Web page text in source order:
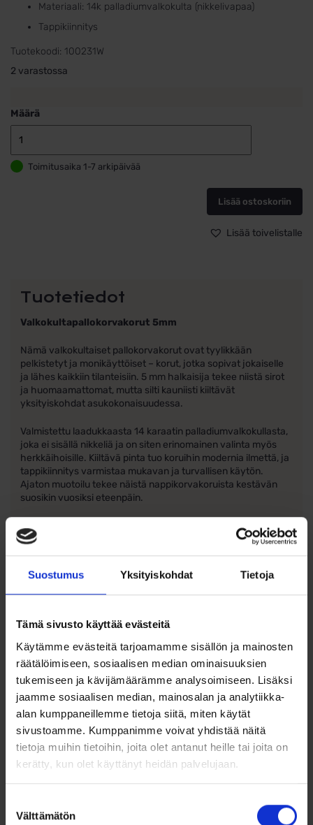
Suostumus Yksityiskohdat Tietoja
Tämä sivusto käyttää evästeitä
Käytämme evästeitä tarjoamamme sisällön ja mainosten
räätälöimiseen, sosiaalisen median ominaisuuksien
tukemiseen ja kävijämäärämme analysoimiseen. Lisäksi
jaamme sosiaalisen median, mainosalan ja analytiikka-
alan kumppaneillemme tietoja siitä, miten käytät
sivustoamme. Kumppanimme voivat yhdistää näitä
tietoja muihin tietoihin, joita olet antanut heille tai joita on
kerätty, kun olet käyttänyt heidän palvelujaan.
valinta
Välttämätön
Materiaali: 14k palladiumvalkokulta (nikkelivapaa)
Tappikiinnitys
Tuotekoodi: 100231W
2 varastossa
Määrä
Toimitusaika 1-7 arkipäivää
Lisää ostoskoriin
Lisää toivelistalle
Tuotetiedot
Valkokultapallokorvakorut 5mm
Nämä valkokultaiset pallokorvakorut ovat tyylikkään
pelkistetyt ja monikäyttöiset – korut, jotka sopivat jokaiselle
ja lähes kaikkiin tilanteisiin. 5 mm halkaisija tekee niistä sirot
ja huomaamattomat, mutta silti kauniisti kiiltävät
yksityiskohdat asukokonaisuudessa.
Valmistettu laadukkaasta 14 karaatin palladiumvalkokullasta,
joka ei sisällä nikkeliä ja on siten erinomainen valinta myös
herkkäihoisille. Kiiltävä pinta tuo koruihin modernia ilmettä, ja
tappikiinnitys varmistaa mukavan ja turvallisen käytön.
Ajaton muotoilu tekee näistä nappikorvakoruista kestävän
suosikin vuosiksi eteenpäin.
Ominaisuudet:
Halkaisija: 5 mm
Kiiltävä
585), paino noin 0,34g
Tappikiinnitys
Ohjeita sormuksen tai korun
koon valintaan